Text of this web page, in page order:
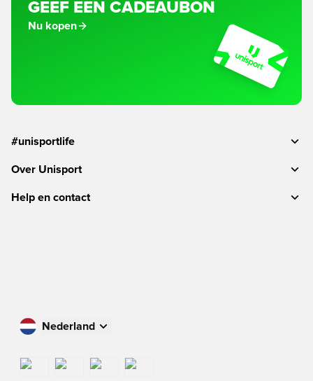
GEEF EEN CADEAUBON
Nu kopen
#unisportlife
Over Unisport
Help en contact
Nederland